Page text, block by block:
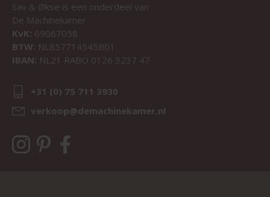
Sav & Økse is een onderdeel van
De Machinekamer
KvK: 69067058
BTW: NL857714545B01
IBAN: NL21 RABO 0126 3237 47
+31 (0) 75 711 3930
verkoop@demachinekamer.nl